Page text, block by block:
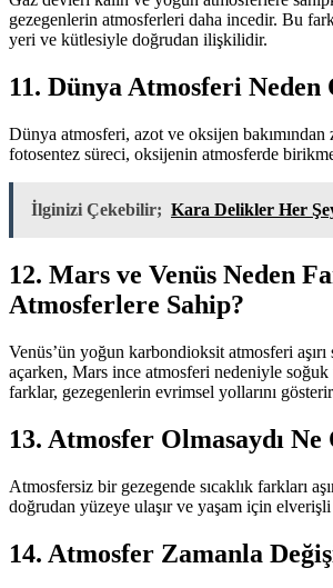
gezegenlerin atmosferleri daha incedir. Bu
yeri ve kütlesiyle doğrudan ilişkilidir.
11. Dünya Atmosferi Neden
Dünya atmosferi, azot ve oksijen bakımından
fotosentez süreci, oksijenin atmosferde
İlginizi Çekebilir; Kara Delikler Her
12. Mars ve Venüs Neden
Atmosferlere Sahip?
Venüs’ün yoğun karbondioksit atmosferi
açarken, Mars ince atmosferi nedeniyle
farklar, gezegenlerin evrimsel yollarını
13. Atmosfer Olmasaydı
Atmosfersiz bir gezegende sıcaklık farkları
doğrudan yüzeye ulaşır ve yaşam için
14. Atmosfer Zamanla